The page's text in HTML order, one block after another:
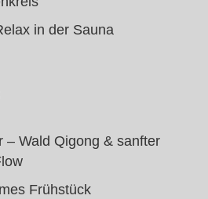
in der Sauna
– Wald Qigong & sanfter
Frühstück